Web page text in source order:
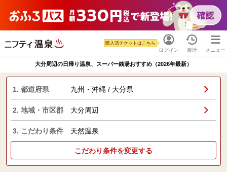
ログイン
購入済チケットはこちら
履歴 メニュー
大分周辺の日帰り温泉、スーパー銭湯おすすめ（2026年最新）
1. 都道府県 九州・沖縄 / 大分県
2. 地域・市区郡 大分周辺
3. こだわり条件 天然温泉
こだわり条件を変更する